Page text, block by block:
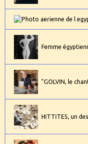
Femme
"GOLVIN, le
HITTITES, un